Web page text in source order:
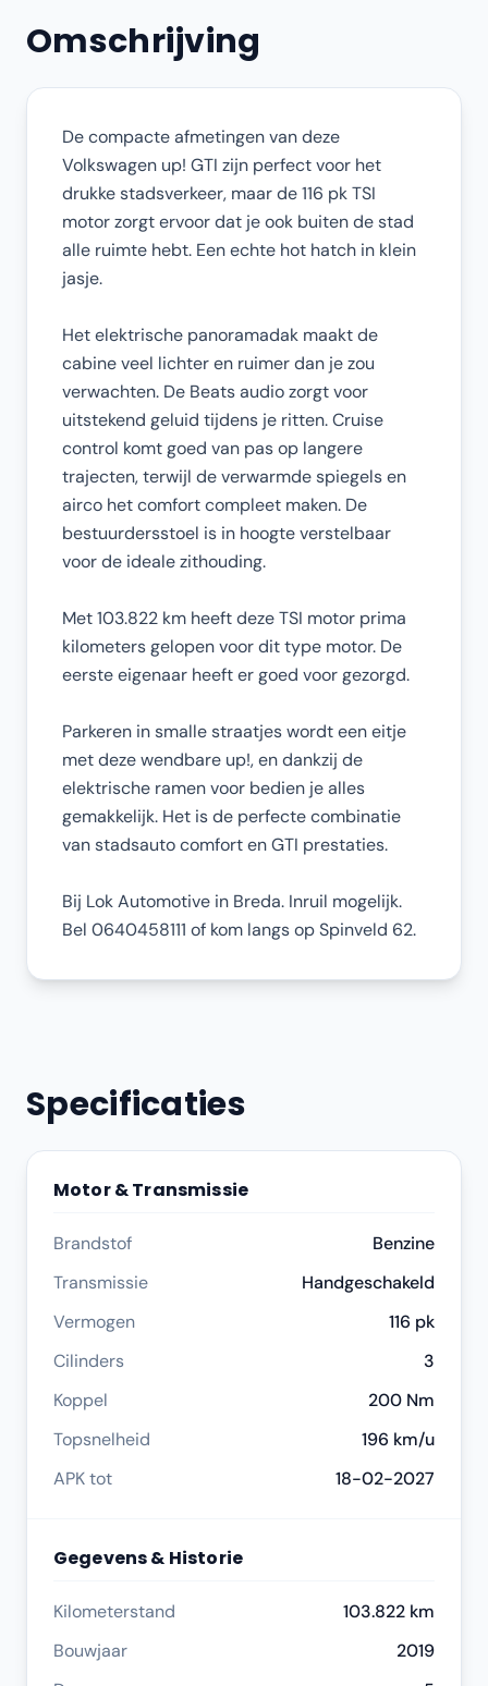
Omschrijving
De compacte afmetingen van deze
Volkswagen up! GTI zijn perfect voor het
drukke stadsverkeer, maar de 116 pk TSI
motor zorgt ervoor dat je ook buiten de stad
alle ruimte hebt. Een echte hot hatch in klein
jasje.
Het elektrische panoramadak maakt de
cabine veel lichter en ruimer dan je zou
verwachten. De Beats audio zorgt voor
uitstekend geluid tijdens je ritten. Cruise
control komt goed van pas op langere
trajecten, terwijl de verwarmde spiegels en
airco het comfort compleet maken. De
bestuurdersstoel is in hoogte verstelbaar
voor de ideale zithouding.
Met 103.822 km heeft deze TSI motor prima
kilometers gelopen voor dit type motor. De
eerste eigenaar heeft er goed voor gezorgd.
Parkeren in smalle straatjes wordt een eitje
met deze wendbare up!, en dankzij de
elektrische ramen voor bedien je alles
gemakkelijk. Het is de perfecte combinatie
van stadsauto comfort en GTI prestaties.
Bij Lok Automotive in Breda. Inruil mogelijk.
Bel 0640458111 of kom langs op Spinveld 62.
Specificaties
Motor & Transmissie
Brandstof
Benzine
Transmissie
Handgeschakeld
Vermogen
116 pk
Cilinders
3
Koppel
200 Nm
Topsnelheid
196 km/u
APK tot
18-02-2027
Gegevens & Historie
Kilometerstand
103.822 km
Bouwjaar
2019